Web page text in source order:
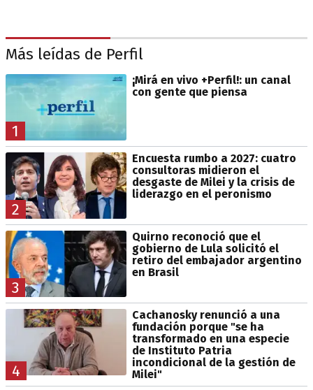
Más leídas de Perfil
1
¡Mirá en vivo +Perfil!: un canal
con gente que piensa
2
Encuesta rumbo a 2027: cuatro
consultoras midieron el
desgaste de Milei y la crisis de
liderazgo en el peronismo
3
Quirno reconoció que el
gobierno de Lula solicitó el
retiro del embajador argentino
en Brasil
4
Cachanosky renunció a una
fundación porque "se ha
transformado en una especie
de Instituto Patria
incondicional de la gestión de
Milei"